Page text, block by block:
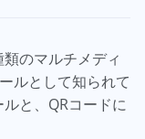
のマルチメディ
ルとして知られて
と、QRコードに